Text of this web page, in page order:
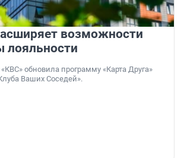
возможности
лояльности
обновила программу «Карта Друга»
Ваших Соседей».